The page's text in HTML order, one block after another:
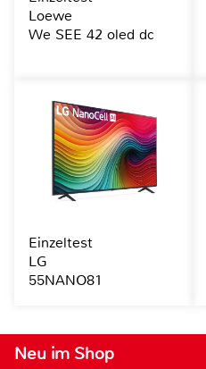
Neu im Shop
Loewe
We SEE 42 oled dc
Einzeltest
LG
55NANO81